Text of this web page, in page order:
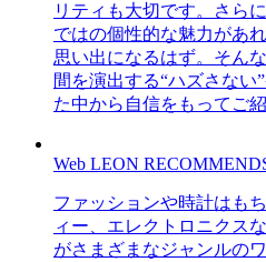
リティも大切です。さら
ではの個性的な魅力があ
思い出になるはず。そん
間を演出する“ハズさな
た中から自信をもってご紹
Web LEON
ファッションや時計はも
ィー、エレクトロニクス
がさまざまなジャンルの